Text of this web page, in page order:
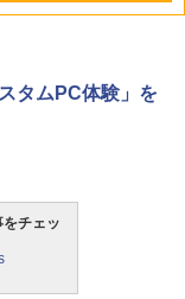
る!はじめてずかん
ティ])
とつひとつわかり
ム 「サーキット・
ログラミングする
誕生日 クリ
タムPC体験」を
チェッ